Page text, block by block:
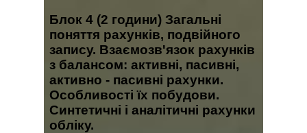
Блок 4 (2 години) Загальні
поняття рахунків, подвійного
запису. Взаємозв'язок рахунків
з балансом: активні, пасивні,
активно - пасивні рахунки.
Особливості їх побудови.
Синтетичні і аналітичні рахунки
обліку.